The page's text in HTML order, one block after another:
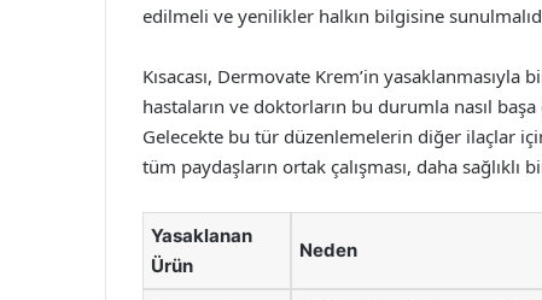
edilmeli ve yenilikler halkın bilgisine
Kısacası, Dermovate Krem’in
hastaların ve doktorların bu durumla nasıl
Gelecekte bu tür düzenlemelerin diğer ilaçlar
tüm paydaşların ortak çalışması, daha
Yasaklanan
Ürün
Neden